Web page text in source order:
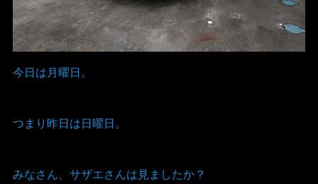
今日は月曜日。
つまり昨日は日曜日。
みなさん、サザエさんは見ましたか？